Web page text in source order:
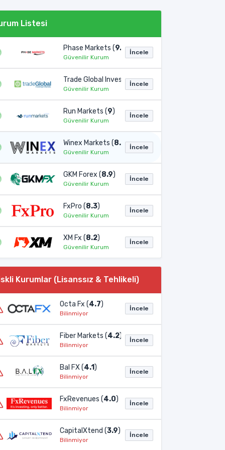
Listesi
Phase Markets (9.1 )
Güvenilir Kurum
İncele
Trade Global Invest (9)
Güvenilir Kurum
İncele
Run Markets (9)
Güvenilir Kurum
İncele
Winex Markets (8.9)
Güvenilir Kurum
İncele
GKM Forex (8.9)
Güvenilir Kurum
İncele
FxPro (8.3)
Güvenilir Kurum
İncele
XM Fx (8.2)
Güvenilir Kurum
İncele
Kurumlar (Lisanssız & Tehlikeli)
Octa Fx (4.7)
Bilinmiyor
İncele
Fiber Markets (4.2)
Bilinmiyor
İncele
Bal FX (4.1)
Bilinmiyor
İncele
FxRevenues (4.0)
Bilinmiyor
İncele
CapitalXtend (3.9)
Bilinmiyor
İncele